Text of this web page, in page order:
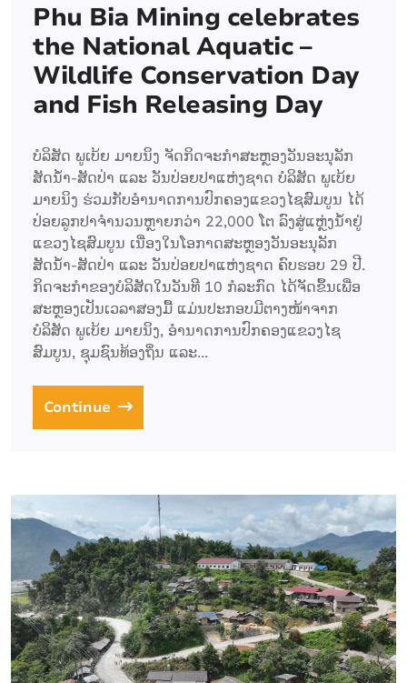
Phu Bia Mining celebrates
the National Aquatic –
Wildlife Conservation Day
and Fish Releasing Day
ບໍລິສັດ ພູເບ້ຍ ມາຍນິງ ຈັດກິດຈະກຳສະຫຼອງວັນອະນຸລັກ
ສັດນໍ້າ-ສັດປ່າ ແລະ ວັນປ່ອຍປາແຫ່ງຊາດ ບໍລິສັດ ພູເບ້ຍ
ມາຍນິງ ຮ່ວມກັບອໍານາດການປົກຄອງແຂວງໄຊສົມບູນ ໄດ້
ປ່ອຍລູກປາຈຳນວນຫຼາຍກວ່າ 22,000 ໂຕ ລົງສູ່ແຫຼ່ງນໍ້າຢູ່
ແຂວງໄຊສົມບູນ ເນື່ອງໃນໂອກາດສະຫຼອງວັນອະນຸລັກ
ສັດນໍ້າ-ສັດປ່າ ແລະ ວັນປ່ອຍປາແຫ່ງຊາດ ຄົບຮອບ 29 ປີ.
ກິດຈະກຳຂອງບໍລິສັດໃນວັນທີ 10 ກໍລະກົດ ໄດ້ຈັດຂຶ້ນເພື່ອ
ສະຫຼອງເປັນເວລາສອງມື້ ແມ່ນປະກອບມີຕາງໜ້າຈາກ
ບໍລິສັດ ພູເບ້ຍ ມາຍນິງ, ອໍານາດການປົກຄອງແຂວງໄຊ
ສົມບູນ, ຊຸມຊົນທ້ອງຖິ່ນ ແລະ...
Continue